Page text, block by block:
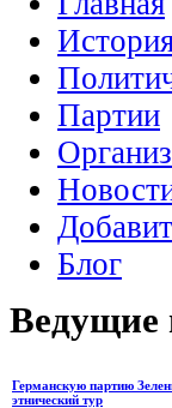
Партии
Блог
Ведущие
Германскую партию
этнический тур